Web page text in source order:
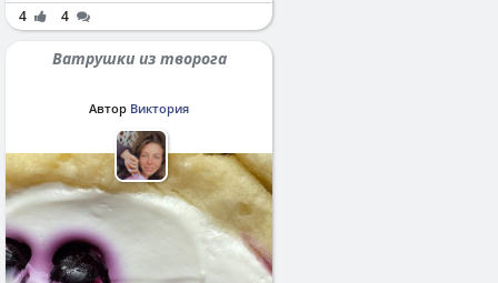
4 4
Ватрушки из творога
Автор Виктория